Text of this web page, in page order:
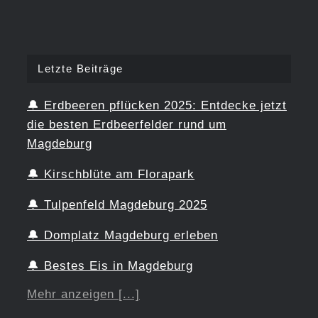
Letzte Beiträge
🔔 Erdbeeren pflücken 2025: Entdecke jetzt
die besten Erdbeerfelder rund um
Magdeburg
🔔 Kirschblüte am Florapark
🔔 Tulpenfeld Magdeburg 2025
🔔 Domplatz Magdeburg erleben
🔔 Bestes Eis in Magdeburg
Mehr anzeigen [...]